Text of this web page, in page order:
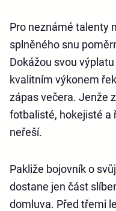
Pro neznámé talenty
splněného snu
Dokážou svou
kvalitním výkonem
zápas večera. Jenže
fotbalisté, hokejisté a
neřeší.
Pakliže bojovník o
dostane jen část
domluva. Před třemi